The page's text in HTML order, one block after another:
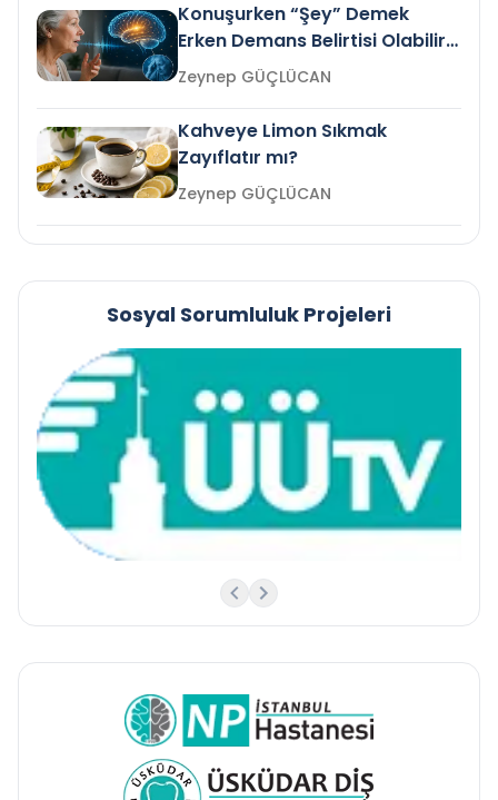
Konuşurken “Şey” Demek
Erken Demans Belirtisi Olabilir
mi?
Zeynep GÜÇLÜCAN
Kahveye Limon Sıkmak
Zayıflatır mı?
Zeynep GÜÇLÜCAN
Sosyal Sorumluluk Projeleri